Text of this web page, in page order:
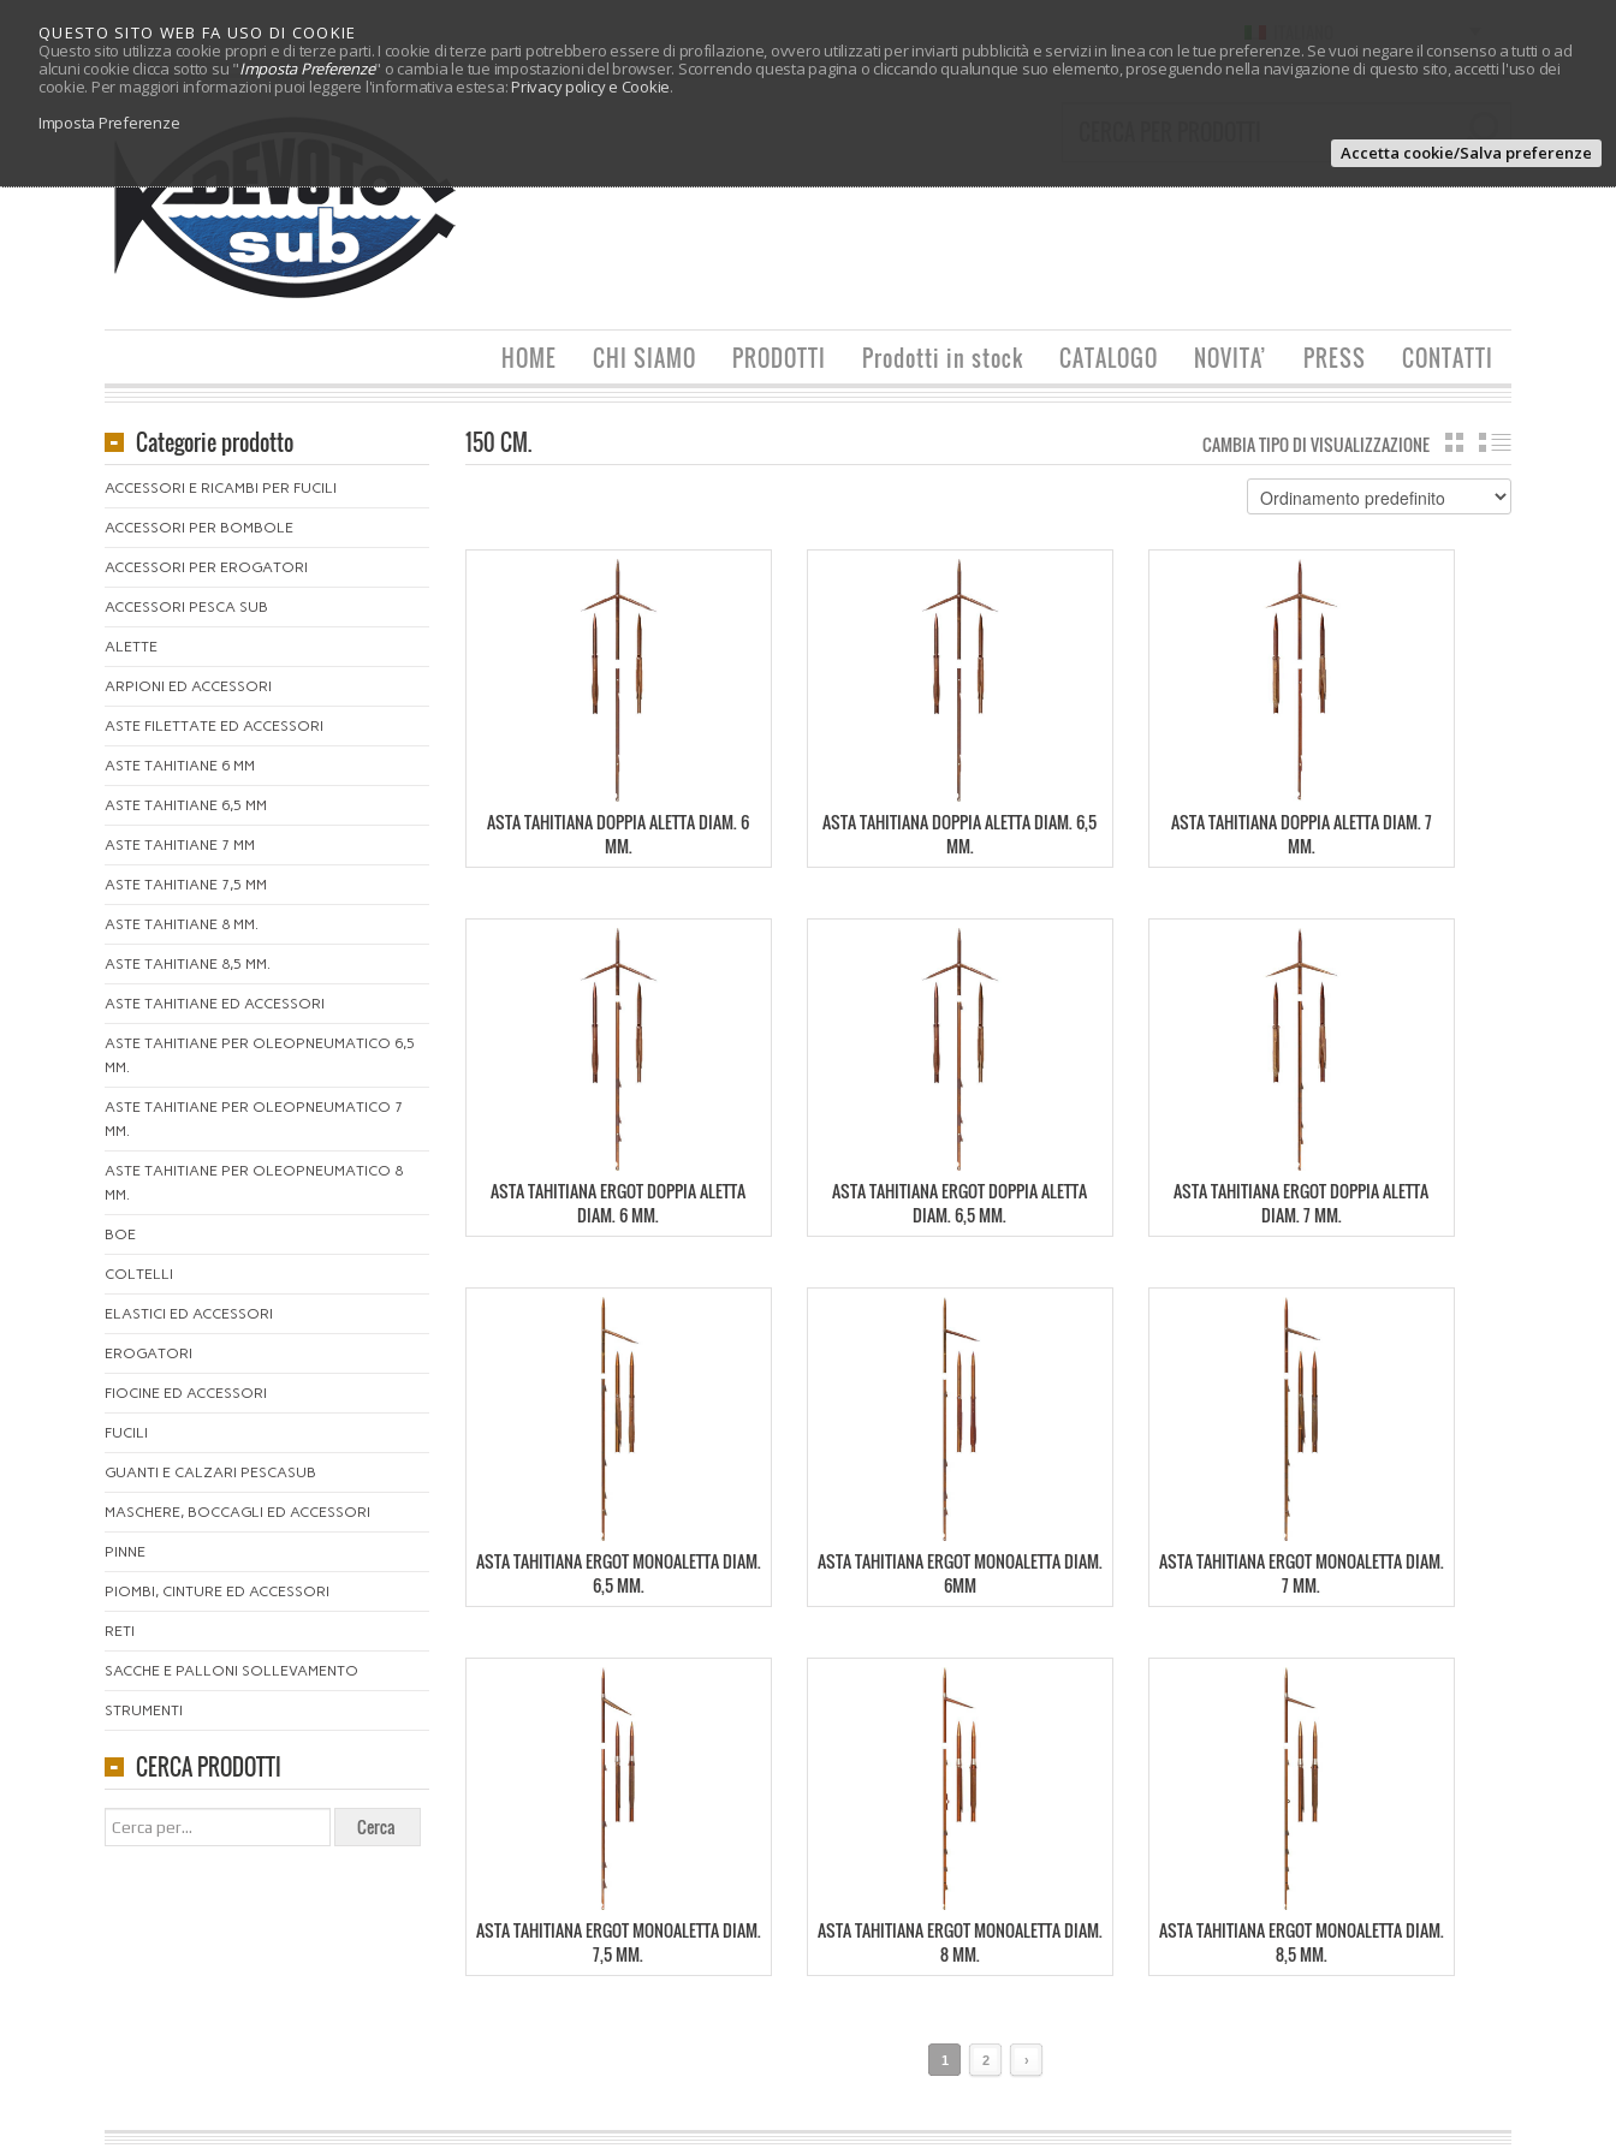
QUESTO SITO WEB FA USO DI COOKIE
Questo sito utilizza cookie propri e di terze parti. I cookie di terze parti potrebbero essere di profilazione, ovvero utilizzati per inviarti pubblicità e servizi in linea con le tue preferenze. Se vuoi negare il consenso a tutti o ad
alcuni cookie clicca sotto su "Imposta Preferenze" o cambia le tue impostazioni del browser. Scorrendo questa pagina o cliccando qualunque suo elemento, proseguendo nella navigazione di questo sito, accetti l'uso dei
cookie. Per maggiori informazioni puoi leggere l'informativa estesa: Privacy policy e Cookie.
Imposta Preferenze
Accetta cookie/Salva preferenze
HOME CHI SIAMO PRODOTTI Prodotti in stock CATALOGO NOVITA’ PRESS CONTATTI
150 CM. CAMBIA TIPO DI VISUALIZZAZIONE GRIGLIA
ASTA TAHITIANA DOPPIA ALETTA DIAM. 6
MM.
ASTA TAHITIANA DOPPIA ALETTA DIAM. 6,5
MM.
ASTA TAHITIANA DOPPIA ALETTA DIAM. 7
MM.
ASTA TAHITIANA ERGOT DOPPIA ALETTA
DIAM. 6 MM.
ASTA TAHITIANA ERGOT DOPPIA ALETTA
DIAM. 6,5 MM.
ASTA TAHITIANA ERGOT DOPPIA ALETTA
DIAM. 7 MM.
ASTA TAHITIANA ERGOT MONOALETTA DIAM.
6,5 MM.
ASTA TAHITIANA ERGOT MONOALETTA DIAM.
6MM
ASTA TAHITIANA ERGOT MONOALETTA DIAM.
7 MM.
ASTA TAHITIANA ERGOT MONOALETTA DIAM.
7,5 MM.
ASTA TAHITIANA ERGOT MONOALETTA DIAM.
8 MM.
ASTA TAHITIANA ERGOT MONOALETTA DIAM.
8,5 MM.
1 2 ›
Categorie prodotto
ACCESSORI E RICAMBI PER FUCILI
ACCESSORI PER BOMBOLE
ACCESSORI PER EROGATORI
ACCESSORI PESCA SUB
ALETTE
ARPIONI ED ACCESSORI
ASTE FILETTATE ED ACCESSORI
ASTE TAHITIANE 6 MM
ASTE TAHITIANE 6,5 MM
ASTE TAHITIANE 7 MM
ASTE TAHITIANE 7,5 MM
ASTE TAHITIANE 8 MM.
ASTE TAHITIANE 8,5 MM.
ASTE TAHITIANE ED ACCESSORI
ASTE TAHITIANE PER OLEOPNEUMATICO 6,5
MM.
ASTE TAHITIANE PER OLEOPNEUMATICO 7
MM.
ASTE TAHITIANE PER OLEOPNEUMATICO 8
MM.
BOE
COLTELLI
ELASTICI ED ACCESSORI
EROGATORI
FIOCINE ED ACCESSORI
FUCILI
GUANTI E CALZARI PESCASUB
MASCHERE, BOCCAGLI ED ACCESSORI
PINNE
PIOMBI, CINTURE ED ACCESSORI
RETI
SACCHE E PALLONI SOLLEVAMENTO
STRUMENTI
CERCA PRODOTTI